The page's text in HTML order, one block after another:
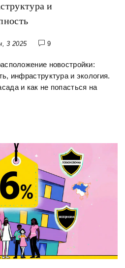
и
3 2025 9
новостройки:
инфраструктура и экология.
и как не попасться на